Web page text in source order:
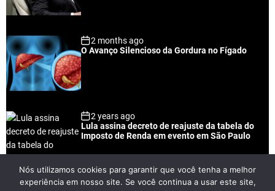
r
2 months ago
O Avanço Silencioso da Gordura no Fígado
2 years ago
Lula assina decreto de reajuste da tabela do
Imposto de Renda em evento em São Paulo
Nós utilizamos cookies para garantir que você tenha a melhor
experiência em nosso site. Se você continua a usar este site,